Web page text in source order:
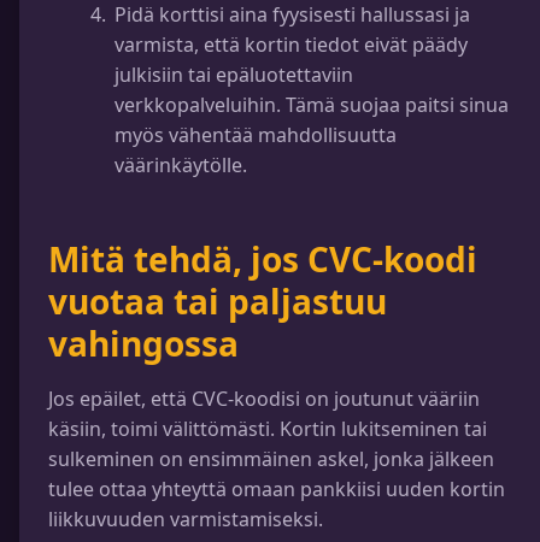
Pidä korttisi aina fyysisesti hallussasi ja
varmista, että kortin tiedot eivät päädy
julkisiin tai epäluotettaviin
verkkopalveluihin. Tämä suojaa paitsi sinua
myös vähentää mahdollisuutta
väärinkäytölle.
Mitä tehdä, jos CVC-koodi
vuotaa tai paljastuu
vahingossa
Jos epäilet, että CVC-koodisi on joutunut vääriin
käsiin, toimi välittömästi. Kortin lukitseminen tai
sulkeminen on ensimmäinen askel, jonka jälkeen
tulee ottaa yhteyttä omaan pankkiisi uuden kortin
liikkuvuuden varmistamiseksi.